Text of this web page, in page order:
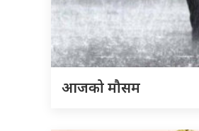
आजको मौसम